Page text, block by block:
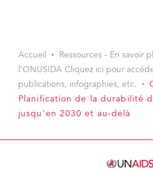
Accueil
Ressources - En savoir
l’ONUSIDA Cliquez ici pour
publications, infographies, etc.
Planification de la durabilité
jusqu'en 2030 et au-delà